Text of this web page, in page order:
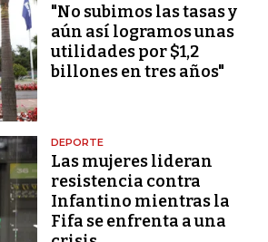
"No subimos las tasas y
aún así logramos unas
utilidades por $1,2
billones en tres años"
DEPORTE
Las mujeres lideran
resistencia contra
Infantino mientras la
Fifa se enfrenta a una